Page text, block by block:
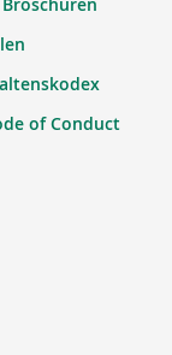
of Conduct